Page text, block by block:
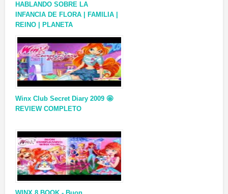
HABLANDO SOBRE LA
INFANCIA DE FLORA | FAMILIA |
REINO | PLANETA
Winx Club Secret Diary 2009 🤩
REVIEW COMPLETO